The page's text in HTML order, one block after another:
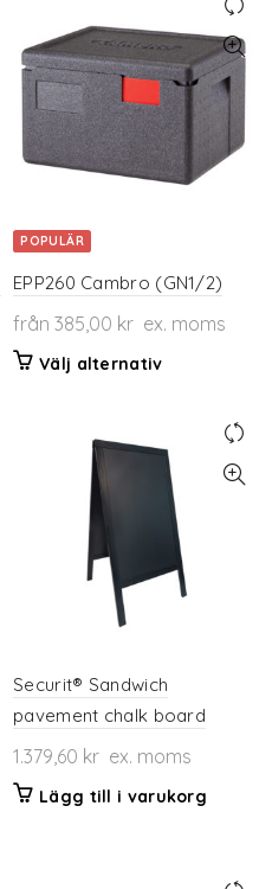
POPULÄR
EPP260 Cambro (GN1/2)
från 385,00 kr ex. moms
Välj alternativDen
flera
varianter.
De
olika
alternativen
kan
Securit® Sandwich
pavement chalk board
1.379,60 kr ex. moms
Lägg till i varukorg